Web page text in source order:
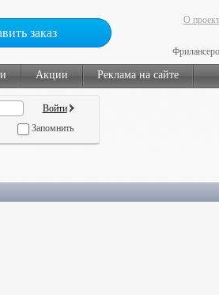
заказ
О
Акции Реклама на сайте
Запомнить